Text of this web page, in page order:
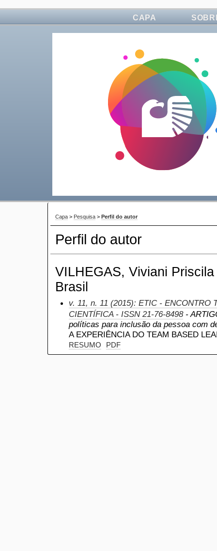
CAPA
Capa > Pesquisa > Perfil do autor
Perfil do autor
VILHEGAS, Viviani
Brasil
v. 11, n. 11 (2015): ETIC - ENCONTRO
CIENTÍFICA - ISSN 21-76-8498-
políticas para inclusão da pessoa com
A EXPERIÊNCIA DO TEAM BASED
RESUMO PDF